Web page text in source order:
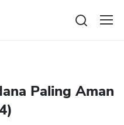
Paling Aman